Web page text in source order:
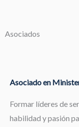
Asociados
Asociado en
Formar líderes de
habilidad y pasión